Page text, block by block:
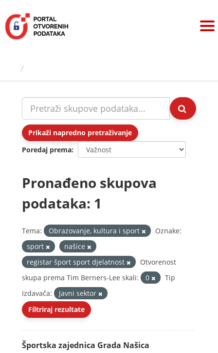
sadržaj
Prikaži napredno pretraživanje
Poredaj prema
Pronađeno skupova
podataka: 1
Tema: Obrazovanje, kultura i sport
Oznake:
sport
našice
registar šport sport djelatnost
Otvorenost
skupa prema Tim Berners-Lee skali:
0
Tip
Izdavača:
Javni sektor
Filtriraj rezultate
Športska zajednica Grada Našica